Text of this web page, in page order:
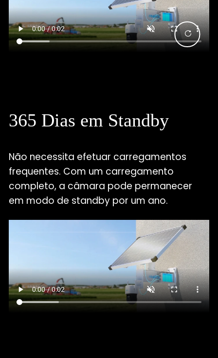
365 Dias em Standby
Não necessita efetuar carregamentos
frequentes. Com um carregamento
completo, a câmara pode permanecer
em modo de standby por um ano.